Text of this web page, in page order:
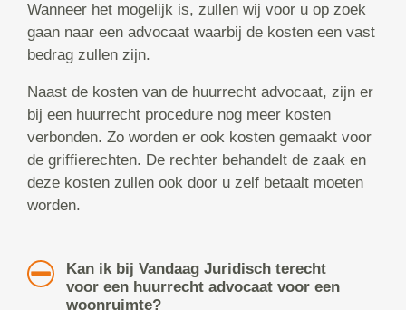
Wanneer het mogelijk is, zullen wij voor u op zoek
gaan naar een advocaat waarbij de kosten een vast
bedrag zullen zijn.
Naast de kosten van de huurrecht advocaat, zijn er
bij een huurrecht procedure nog meer kosten
verbonden. Zo worden er ook kosten gemaakt voor
de griffierechten. De rechter behandelt de zaak en
deze kosten zullen ook door u zelf betaalt moeten
worden.
Kan ik bij Vandaag Juridisch terecht
voor een huurrecht advocaat voor een
woonruimte?